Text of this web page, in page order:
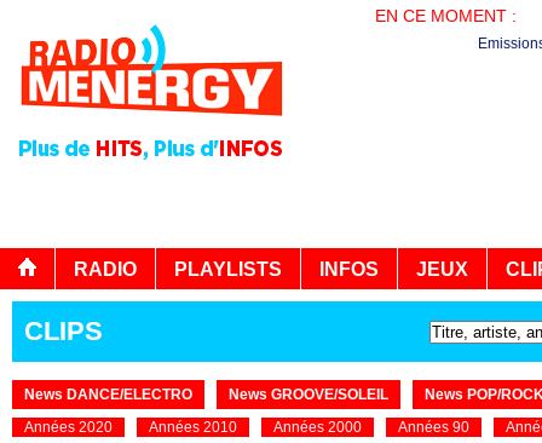
EN CE MOMENT :
RADIO PLAYLISTS INFOS JEUX
CLIPS
News DANCE/ELECTRO News GROOVE/SOLEIL
News POP/
Années 2020
Années 2010 Années 2000 Années 90